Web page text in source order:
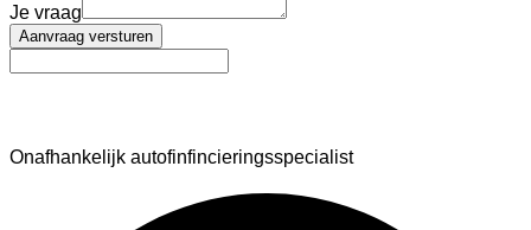
Je vraag
Aanvraag versturen
Onafhankelijk autofinfincieringsspecialist